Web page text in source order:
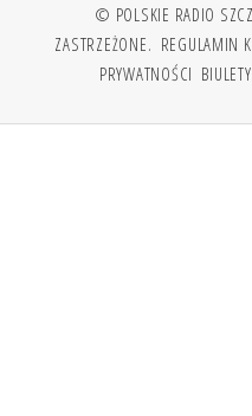
© POLSKIE RADIO
ZASTRZEŻONE. REGULAMIN
PRYWATNOŚCI